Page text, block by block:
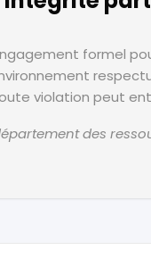
formel
violation peut
des